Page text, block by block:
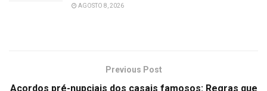
AGOSTO 8, 2026
Previous Post
Acordos pré-nupciais dos casais famosos: Regras que